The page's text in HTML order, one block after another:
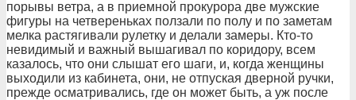
порывы ветра, а в приемной прокурора две мужские
фигуры на четвереньках ползали по полу и по заметам
мелка растягивали рулетку и делали замеры. Кто-то
невидимый и важный вышагивал по коридору, всем
казалось, что они слышат его шаги, и, когда женщины
выходили из кабинета, они, не отпуская дверной ручки,
прежде осматривались, где он может быть, а уж после